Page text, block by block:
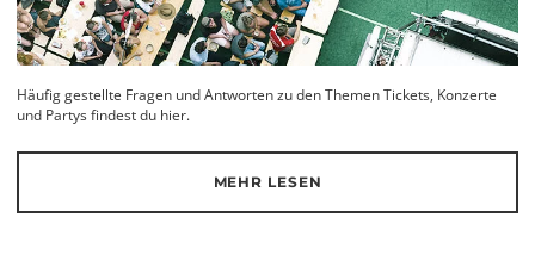
Häufig gestellte Fragen und Antworten zu den Themen Tickets, Konzerte
und Partys findest du hier.
MEHR LESEN